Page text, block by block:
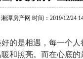
湘潭房产网 时间：2019/12/24
好的是相遇，每一个
和照亮。而在心底